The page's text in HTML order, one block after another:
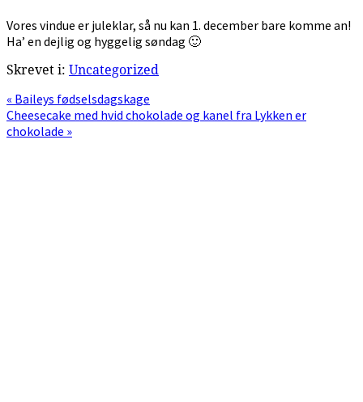
Vores vindue er juleklar, så nu kan 1. december bare komme an!
Ha’ en dejlig og hyggelig søndag 🙂
Skrevet i: Uncategorized
Previous
Post:
« Baileys fødselsdagskage
Next
Post:
Cheesecake med hvid chokolade og kanel fra Lykken er
chokolade »